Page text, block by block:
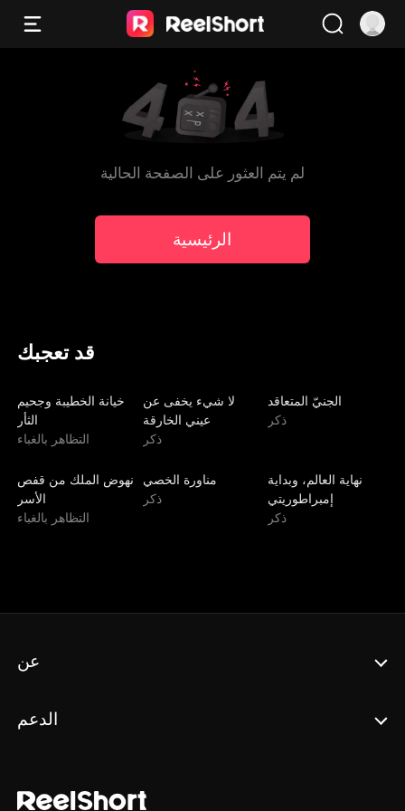
لم يتم العثور على الصفحة الحالية
الرئيسية
قد تعجبك
خيانة الخطيبة وجحيم
الثأر
التظاهر بالغباء
لا شيء يخفى عن
عيني الخارقة
ذكر
الجنيّ المتعاقد
ذكر
نهوض الملك من قفص
الأسر
التظاهر بالغباء
مناورة الخصي
ذكر
نهاية العالم، وبداية
إمبراطوريتي
ذكر
عن
الدعم